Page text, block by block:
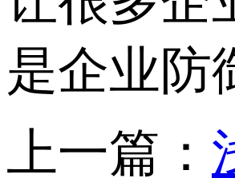
是企业防
上一篇：